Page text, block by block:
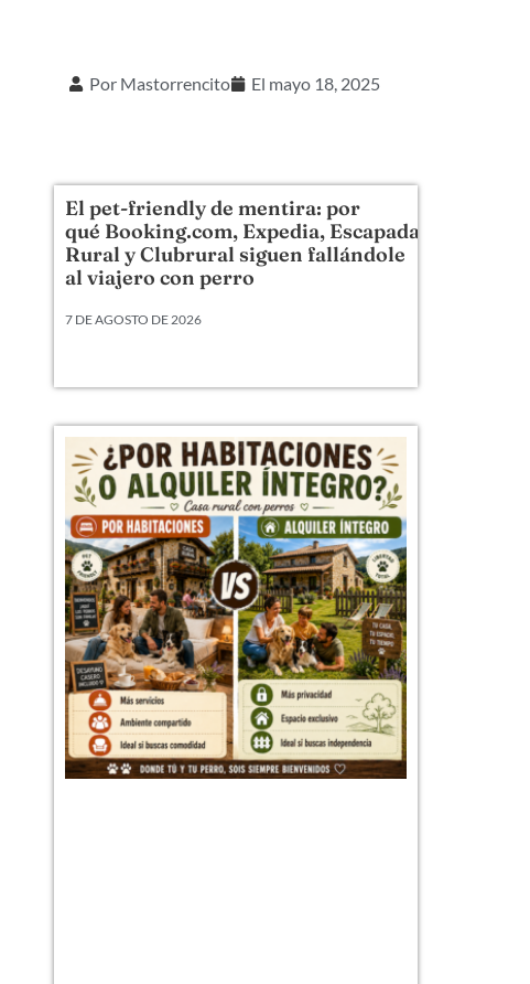
Por Mastorrencito El mayo 18, 2025
El pet-friendly de mentira: por
qué Booking.com, Expedia, Escapada
Rural y Clubrural siguen fallándole
al viajero con perro
7 DE AGOSTO DE 2026